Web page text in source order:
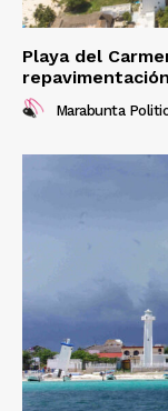
Playa del
Marabunta